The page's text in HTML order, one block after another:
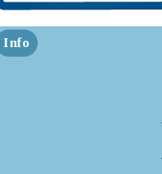
Info